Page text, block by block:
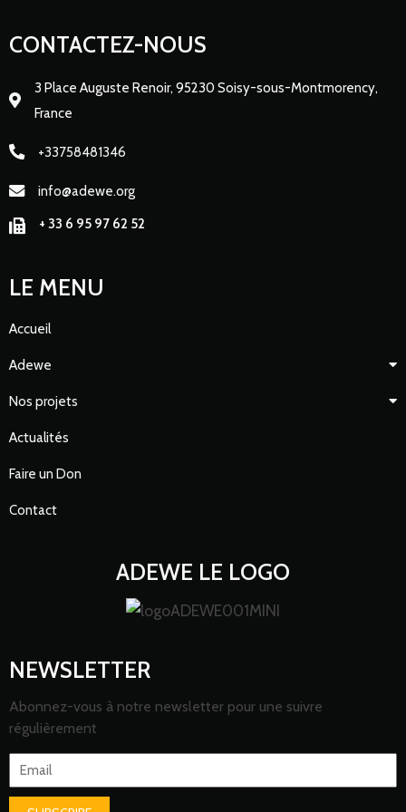
CONTACTEZ-NOUS
3 Place Auguste Renoir, 95230 Soisy-sous-Montmorency,
France
+33758481346
info@adewe.org
+ 33 6 95 97 62 52
LE MENU
Accueil
Adewe
Nos projets
Actualités
Faire un Don
Contact
ADEWE LE LOGO
NEWSLETTER
Abonnez-vous à notre newsletter pour une suivre
régulièrement